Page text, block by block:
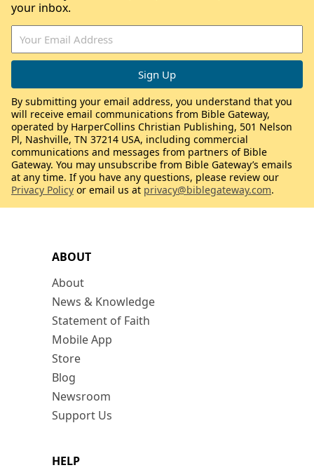
ABOUT
About
News & Knowledge
Statement of Faith
Mobile App
Store
Blog
Newsroom
Support Us
HELP
your inbox.
By submitting your email address, you understand that you
will receive email communications from Bible Gateway,
operated by HarperCollins Christian Publishing, 501 Nelson
Pl, Nashville, TN 37214 USA, including commercial
communications and messages from partners of Bible
Gateway. You may unsubscribe from Bible Gateway’s emails
at any time. If you have any questions, please review our
Privacy Policy or email us at privacy@biblegateway.com.